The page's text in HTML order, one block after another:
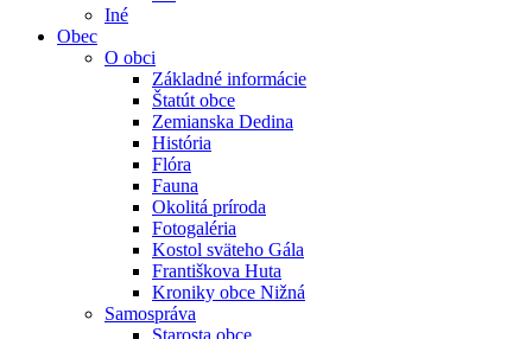
Iné
Obec
O obci
Základné informácie
Štatút obce
Zemianska Dedina
História
Flóra
Fauna
Okolitá príroda
Fotogaléria
Kostol sväteho Gála
Františkova Huta
Kroniky obce Nižná
Samospráva
Starosta obce